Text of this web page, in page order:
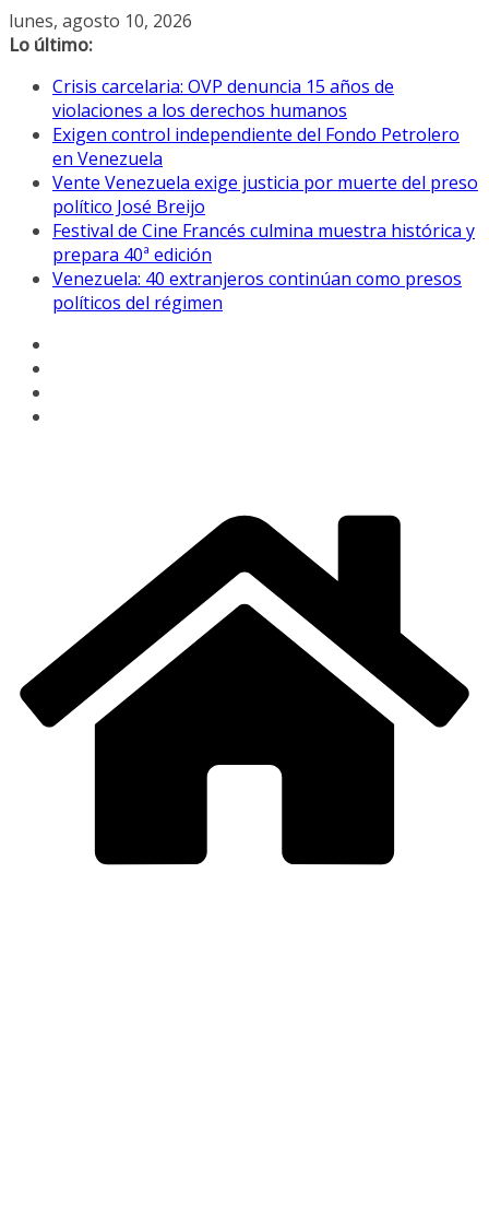
Saltar
al
lunes, agosto 10, 2026
Lo último:
Crisis carcelaria: OVP denuncia 15 años de
violaciones a los derechos humanos
Exigen control independiente del Fondo Petrolero
en Venezuela
Vente Venezuela exige justicia por muerte del preso
político José Breijo
Festival de Cine Francés culmina muestra histórica y
prepara 40ª edición
Venezuela: 40 extranjeros continúan como presos
políticos del régimen